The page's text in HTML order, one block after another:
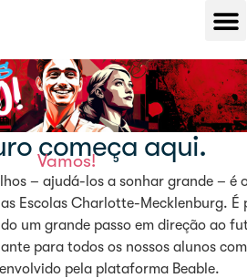
começa aqui.
Vamos!
– ajudá-los a sonhar grande – é
Escolas Charlotte-Mecklenburg. É
um grande passo em direção ao
para todos os nossos alunos com
pela plataforma Beable.